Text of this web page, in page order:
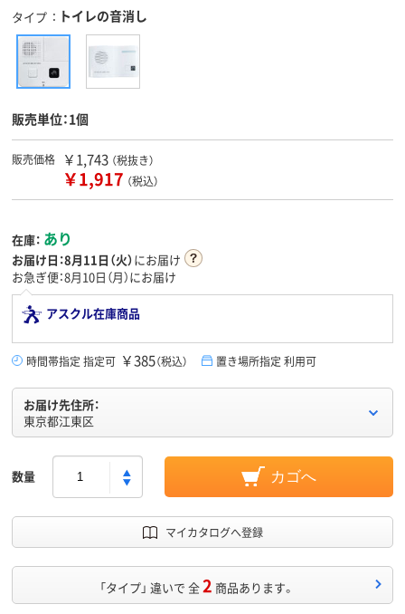
タイプ トイレの音消し
販売単位：1個
販売価格 ￥1,743 （税抜き）
￥1,917 （税込）
在庫： あり
お届け日：8月11日（火）にお届け
お急ぎ便：8月10日（月）にお届け
アスクル在庫商品
時間帯指定 指定可 ￥385（税込） 置き場所指定 利用可
お届け先住所：
東京都江東区
数量 カゴへ
マイカタログへ登録
「タイプ」 違いで 全2 商品あります。